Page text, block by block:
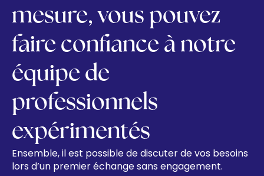
mesure, vous pouvez
faire confiance à notre
équipe de
professionnels
expérimentés
Ensemble, il est possible de discuter de vos besoins
lors d’un premier échange sans engagement.